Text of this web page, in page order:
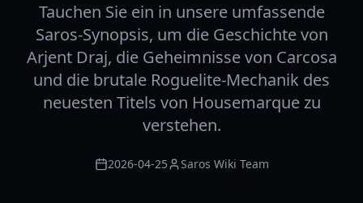
Tauchen Sie ein in unsere umfassende
Saros-Synopsis, um die Geschichte von
Arjent Draj, die Geheimnisse von Carcosa
und die brutale Roguelite-Mechanik des
neuesten Titels von Housemarque zu
verstehen.
2026-04-25 Saros Wiki Team